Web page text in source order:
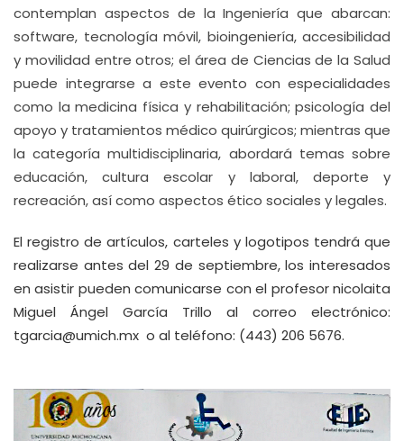
contemplan aspectos de la Ingeniería que abarcan:
software, tecnología móvil, bioingeniería, accesibilidad
y movilidad entre otros; el área de Ciencias de la Salud
puede integrarse a este evento con especialidades
como la medicina física y rehabilitación; psicología del
apoyo y tratamientos médico quirúrgicos; mientras que
la categoría multidisciplinaria, abordará temas sobre
educación, cultura escolar y laboral, deporte y
recreación, así como aspectos ético sociales y legales.
El registro de artículos, carteles y logotipos tendrá que
realizarse antes del 29 de septiembre, los interesados
en asistir pueden comunicarse con el profesor nicolaita
Miguel Ángel García Trillo al correo electrónico:
tgarcia@umich.mx o al teléfono: (443) 206 5676.